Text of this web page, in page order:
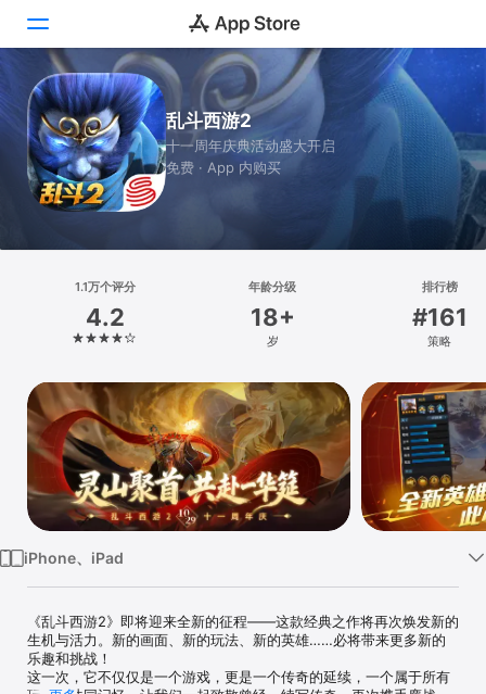
Today
游戏
App
搜索
Mac
Vision
Watch
乱斗西游2
十一周年庆典活动盛大开启
免费 · App 内购买
1.1万个评分
4.2
年龄分级
18+
岁
排行榜
#161
策略
iPhone、iPad
《乱斗西游2》即将迎来全新的征程——这款经典之作将再次焕发新的
生机与活力。新的画面、新的玩法、新的英雄……必将带来更多新的
乐趣和挑战！
这一次，它不仅仅是一个游戏，更是一个传奇的延续，一个属于所有